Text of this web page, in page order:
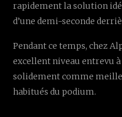
rapidement la solution
d’une demi-seconde
Pendant ce temps, chez
excellent niveau entrevu
solidement comme
habitués du podium.